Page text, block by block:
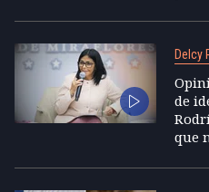
Delcy
de
que